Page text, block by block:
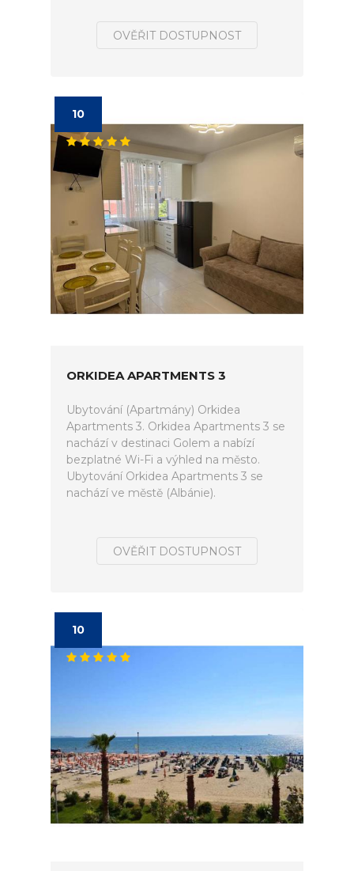
OVĚŘIT DOSTUPNOST
10
ORKIDEA APARTMENTS 3
Ubytování (Apartmány) Orkidea
Apartments 3. Orkidea Apartments 3 se
nachází v destinaci Golem a nabízí
bezplatné Wi-Fi a výhled na město.
Ubytování Orkidea Apartments 3 se
nachází ve městě (Albánie).
OVĚŘIT DOSTUPNOST
10